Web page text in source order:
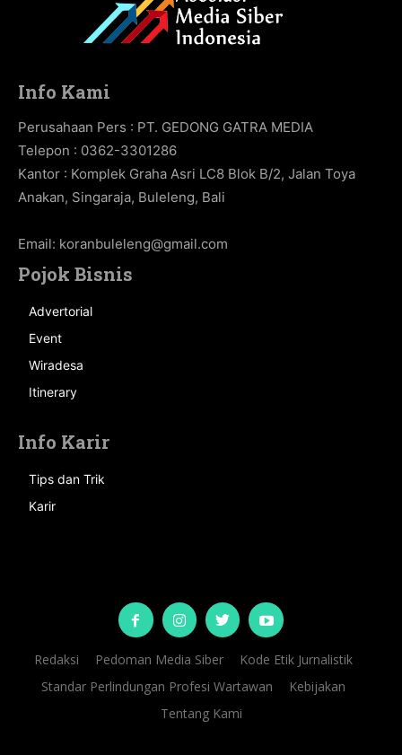
Info Kami
Perusahaan Pers : PT. GEDONG GATRA MEDIA
Telepon : 0362-3301286
Kantor : Komplek Graha Asri LC8 Blok B/2, Jalan Toya
Anakan, Singaraja, Buleleng, Bali
Email: koranbuleleng@gmail.com
Pojok Bisnis
Advertorial
Event
Wiradesa
Itinerary
Info Karir
Tips dan Trik
Karir
Redaksi Pedoman Media Siber
Kode Etik Jurnalistik
Standar Perlindungan Profesi Wartawan
Kebijakan
Tentang Kami